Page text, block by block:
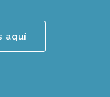
aquí